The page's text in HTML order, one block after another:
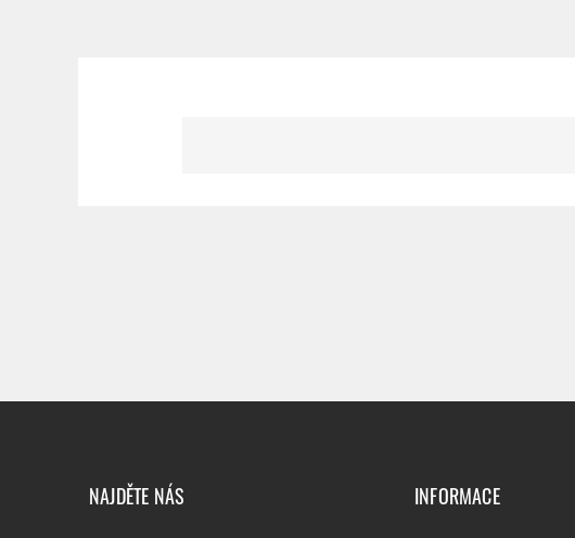
NAJDĚTE NÁS INFORMACE